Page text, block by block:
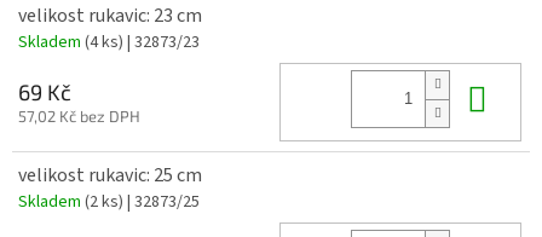
velikost rukavic: 23 cm
Skladem (4 ks) | 32873/23
69 Kč
57,02 Kč bez DPH
velikost rukavic: 25 cm
Skladem (2 ks) | 32873/25